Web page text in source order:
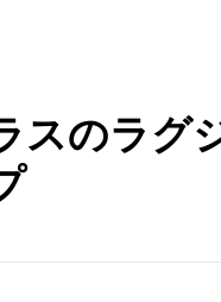
スのラグ